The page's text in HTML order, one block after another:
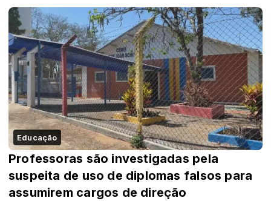
Educação
Professoras são investigadas pela
suspeita de uso de diplomas falsos para
assumirem cargos de direção